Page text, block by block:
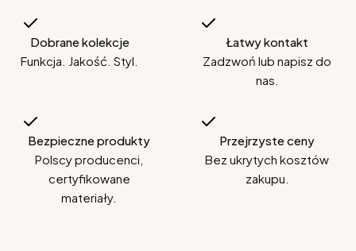
Dobrane kolekcje
Funkcja. Jakość. Styl.
Łatwy kontakt
Zadzwoń lub napisz do
nas.
Bezpieczne produkty
Polscy producenci,
certyfikowane
materiały.
Przejrzyste ceny
Bez ukrytych kosztów
zakupu.